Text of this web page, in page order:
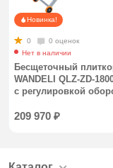
Новинка!
0
0 оценок
Нет в наличии
Бесщеточный
WANDELI QLZ-ZD-
с регулировкой
209 970₽